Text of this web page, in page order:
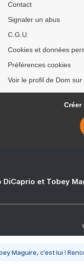
Contact
Signaler un abus
C.G.U.
Cookies et données
Préférences cookies
Voir le profil de Dom
DiCaprio et Tobey
Maguire, c'est lui !